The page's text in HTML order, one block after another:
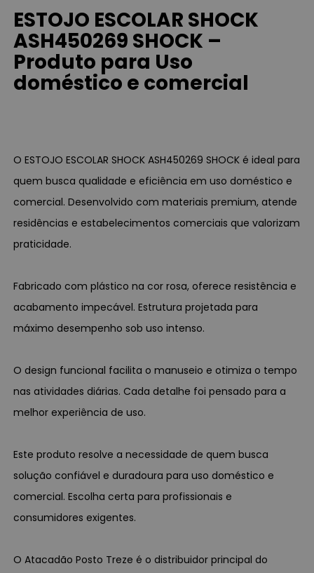
ESTOJO ESCOLAR SHOCK
ASH450269 SHOCK –
Produto para Uso
doméstico e comercial
O ESTOJO ESCOLAR SHOCK ASH450269 SHOCK é ideal para
quem busca qualidade e eficiência em uso doméstico e
comercial. Desenvolvido com materiais premium, atende
residências e estabelecimentos comerciais que valorizam
praticidade.
Fabricado com plástico na cor rosa, oferece resistência e
acabamento impecável. Estrutura projetada para
máximo desempenho sob uso intenso.
O design funcional facilita o manuseio e otimiza o tempo
nas atividades diárias. Cada detalhe foi pensado para a
melhor experiência de uso.
Este produto resolve a necessidade de quem busca
solução confiável e duradoura para uso doméstico e
comercial. Escolha certa para profissionais e
consumidores exigentes.
O Atacadão Posto Treze é o distribuidor principal do